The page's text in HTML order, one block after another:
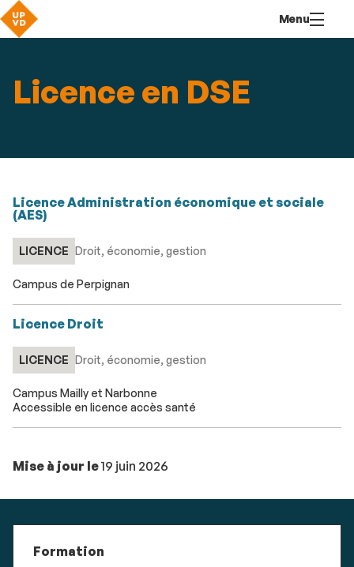
contenu
Menu
Licence en DSE
Licence Administration économique et sociale
(AES)
LICENCE Droit, économie, gestion
Campus de Perpignan
Licence Droit
LICENCE Droit, économie, gestion
Campus Mailly et Narbonne
Accessible en licence accès santé
Mise à jour le19 juin 2026
Formation